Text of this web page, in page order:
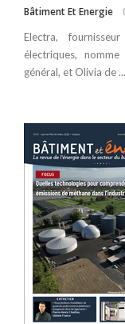
Bâtiment Et Energie
Electra,
électriques,
général, et Olivia de ...